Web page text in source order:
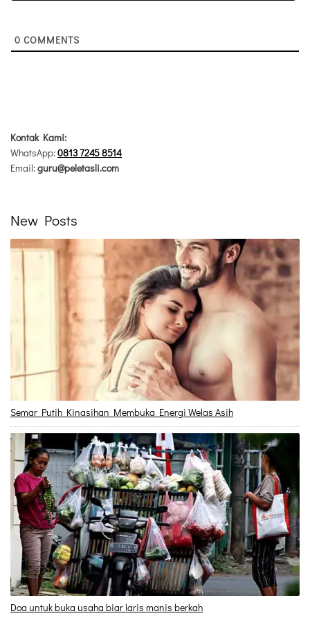
0 COMMENTS
Kontak Kami:
WhatsApp:0813 7245 8514
Email:guru@peletasli.com
New Posts
Semar Putih Kinasihan Membuka Energi Welas Asih
Doa untuk buka usaha biar laris manis berkah